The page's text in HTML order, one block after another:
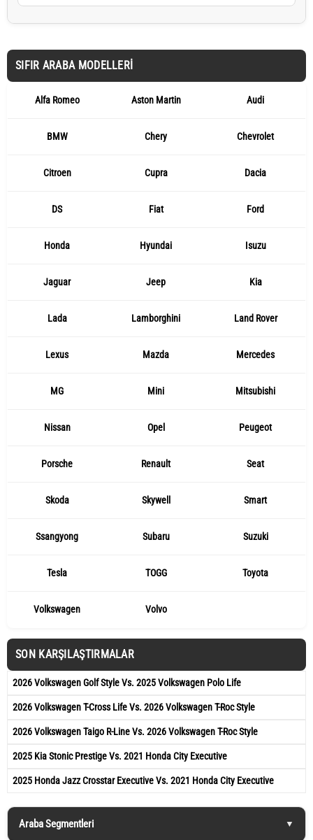
SIFIR ARABA MODELLERI
Alfa Romeo Aston Martin Audi
BMW Chery Chevrolet
Citroen Cupra Dacia
DS Fiat Ford
Honda Hyundai Isuzu
Jaguar Jeep Kia
Lada Lamborghini Land Rover
Lexus Mazda Mercedes
MG Mini Mitsubishi
Nissan Opel Peugeot
Porsche Renault Seat
Skoda Skywell Smart
Ssangyong Subaru Suzuki
Tesla TOGG Toyota
Volkswagen Volvo
SON KARŞILAŞTIRMALAR
2026 Volkswagen Golf Style Vs. 2025 Volkswagen Polo Life
2026 Volkswagen T-Cross Life Vs. 2026 Volkswagen T-Roc Style
2026 Volkswagen Taigo R-Line Vs. 2026 Volkswagen T-Roc Style
2025 Kia Stonic Prestige Vs. 2021 Honda City Executive
2025 Honda Jazz Crosstar Executive Vs. 2021 Honda City Executive
Araba Segmentleri